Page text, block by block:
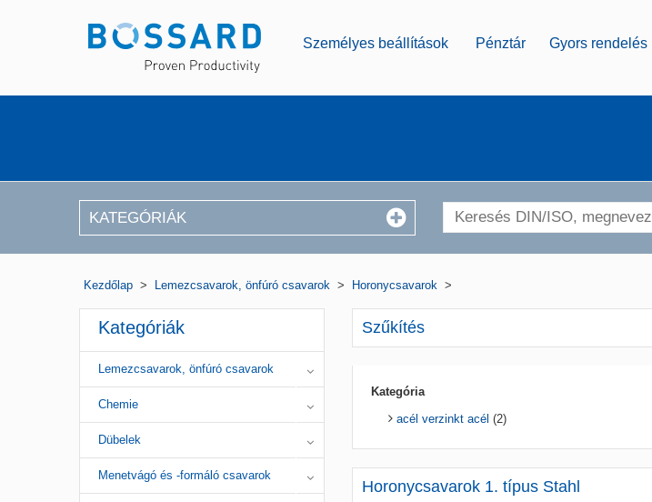
Személyes beállítások Pénztár Gyors rendelés
KATEGÓRIÁK
Kezdőlap > Lemezcsavarok, önfúró csavarok > Horonycsavarok >
Szűkítés
Kategória
acél verzinkt acél (2)
Horonycsavarok 1. típus Stahl
Kategóriák
Lemezcsavarok, önfúró csavarok
Chemie
Dübelek
Menetvágó és -formáló csavarok